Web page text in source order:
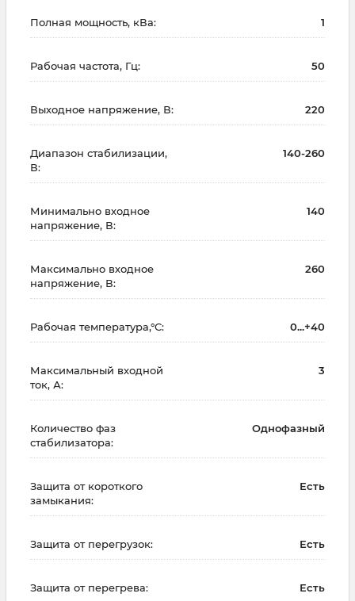
Полная мощность, кВа: 1
Рабочая частота, Гц: 50
Выходное напряжение, В: 220
Диапазон стабилизации,
В:
140-260
Минимально входное
напряжение, В:
140
Максимально входное
напряжение, В:
260
Рабочая температура,°С: 0...+40
Максимальный входной
ток, А:
3
Количество фаз
стабилизатора:
Однофазный
Защита от короткого
замыкания:
Есть
Защита от перегрузок: Есть
Защита от перегрева: Есть